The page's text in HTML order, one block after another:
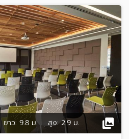
ยาว: 9.8 ม. สูง: 2.9 ม.